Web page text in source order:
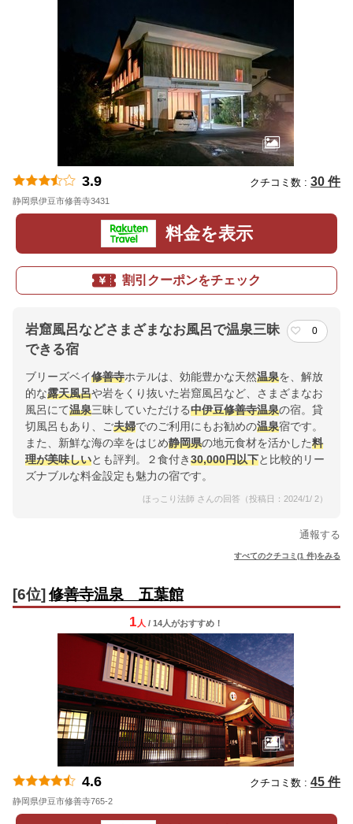
3.9 クチコミ数 : 30 件
静岡県伊豆市修善寺3431
料金を表示
割引クーポンをチェック
岩窟風呂などさまざまなお風呂で温泉三昧
できる宿
0
ブリーズベイ修善寺ホテルは、効能豊かな天然温泉を、解放
的な露天風呂や岩をくり抜いた岩窟風呂など、さまざまなお
風呂にて温泉三昧していただける中伊豆修善寺温泉の宿。貸
切風呂もあり、ご夫婦でのご利用にもお勧めの温泉宿です。
また、新鮮な海の幸をはじめ静岡県の地元食材を活かした料
理が美味しいとも評判。２食付き30,000円以下と比較的リー
ズナブルな料金設定も魅力の宿です。
ほっこり法師 さんの回答（投稿日：2024/1/ 2）
通報する
すべてのクチコミ(1 件)をみる
[6位] 修善寺温泉 五葉館
1 人 / 14人がおすすめ！
4.6 クチコミ数 : 45 件
静岡県伊豆市修善寺765-2